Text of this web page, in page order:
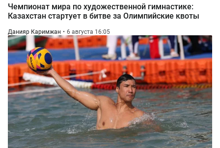
Чемпионат мира по художественной гимнастике:
Казахстан стартует в битве за Олимпийские квоты
Данияр Каримжан 6 августа 16:05